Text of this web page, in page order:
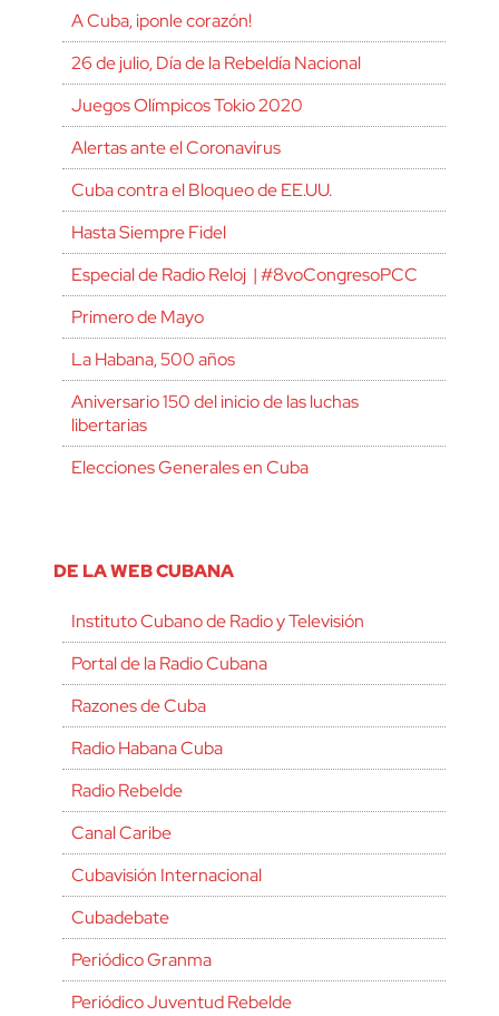
A Cuba, ¡ponle corazón!
26 de julio, Día de la Rebeldía Nacional
Juegos Olímpicos Tokio 2020
Alertas ante el Coronavirus
Cuba contra el Bloqueo de EE.UU.
Hasta Siempre Fidel
Especial de Radio Reloj | #8voCongresoPCC
Primero de Mayo
La Habana, 500 años
Aniversario 150 del inicio de las luchas
libertarias
Elecciones Generales en Cuba
DE LA WEB CUBANA
Instituto Cubano de Radio y Televisión
Portal de la Radio Cubana
Razones de Cuba
Radio Habana Cuba
Radio Rebelde
Canal Caribe
Cubavisión Internacional
Cubadebate
Periódico Granma
Periódico Juventud Rebelde